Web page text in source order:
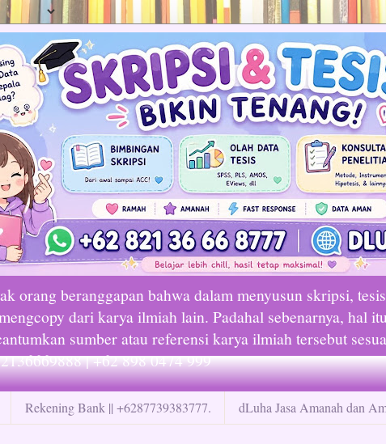
orang beranggapan bahwa dalam menyusun skripsi,
dari karya ilmiah lain. Padahal sebenarnya, hal
sumber atau referensi karya ilmiah tersebut
| +62 898 0474 999
Rekening Bank || +6287739383777. dLuha Jasa Amanah dan